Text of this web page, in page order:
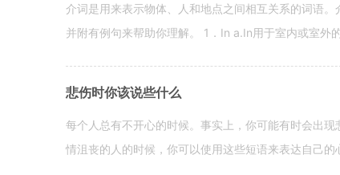
介词是用来表示物体、人和地点之间相互关系的词语
并附有例句来帮助你理解。 1．In a.In用于室内或室外
悲伤时你该说些什么
每个人总有不开心的时候。事实上，你可能有时会出
情沮丧的人的时候，你可以使用这些短语来表达自己